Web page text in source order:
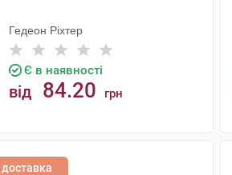
Гедеон Ріхтер
Є в наявності
від 84.20 грн
доставка